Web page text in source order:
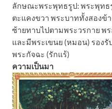
ลักษณะพระพุทธรูป: พระพุทธ
ตะแคงขวา พระบาททั้งสองข้
ซ้ายทาบไปตามพระวรกาย พ
และมีพระเขนย (หมอน) รองรั
พระกัจฉะ (รักแร้)
ความเป็นมา